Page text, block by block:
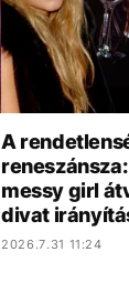
A
reneszánsza:
messy girl
divat
2026.7.31 11:24